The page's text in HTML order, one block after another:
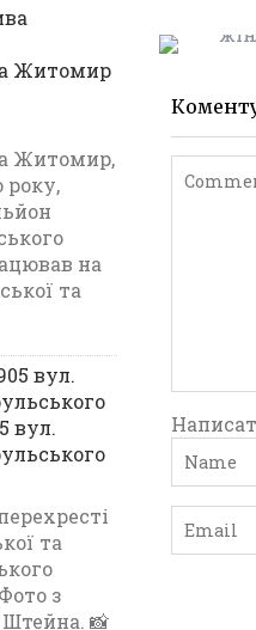
k
Житомир
Житомир,
року,
на
та
вул.
та
з
📸